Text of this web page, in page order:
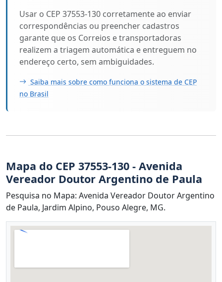
Usar o CEP 37553-130 corretamente ao enviar
correspondências ou preencher cadastros
garante que os Correios e transportadoras
realizem a triagem automática e entreguem no
endereço certo, sem ambiguidades.
Saiba mais sobre como funciona o sistema de CEP
no Brasil
Mapa do CEP 37553-130 - Avenida
Vereador Doutor Argentino de Paula
Pesquisa no Mapa: Avenida Vereador Doutor Argentino
de Paula, Jardim Alpino, Pouso Alegre, MG.